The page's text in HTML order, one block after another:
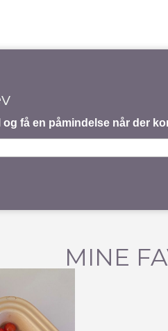
og få en påmindelse når der
MINE